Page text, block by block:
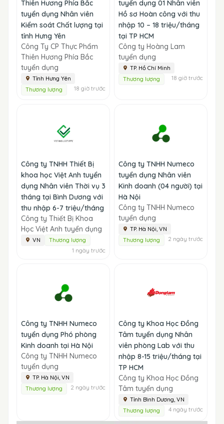
Thiên Hương Phía Bắc
tuyển dụng Nhân viên
Kiểm soát Chất lượng tại
tỉnh Hưng Yên
Công Ty CP Thực Phẩm
Thiên Hương Phía Bắc
tuyển dụng
Tỉnh Hưng Yên
Thương lượng
18 giờ trước
tuyển dụng 01 Nhân viên
Hồ sơ Hoàn công với thu
nhập 10 – 18 triệu/tháng
tại TP HCM
Công ty Hoàng Lam
tuyển dụng
TP. Hồ Chí Minh
Thương lượng
18 giờ trước
Công ty TNHH Thiết Bị
khoa học Việt Anh tuyển
dụng Nhân viên Thời vụ 3
tháng tại Bình Dương với
thu nhập 6-7 triệu/tháng
Công ty Thiết Bị Khoa
Học Việt Anh tuyển dụng
VN Thương lượng
1 ngày trước
Công ty TNHH Numeco
tuyển dụng Nhân viên
Kinh doanh (04 người) tại
Hà Nội
Công ty TNHH Numeco
tuyển dụng
TP. Hà Nội, VN
Thương lượng
2 ngày trước
Công ty TNHH Numeco
tuyển dụng Phó phòng
Kinh doanh tại Hà Nội
Công ty TNHH Numeco
tuyển dụng
TP. Hà Nội, VN
Thương lượng
2 ngày trước
Công ty Khoa Học Đồng
Tâm tuyển dụng Nhân
viên phòng Lab với thu
nhập 8-15 triệu/tháng tại
TP HCM
Công ty Khoa Học Đồng
Tâm tuyển dụng
Tỉnh Bình Dương, VN
Thương lượng
4 ngày trước